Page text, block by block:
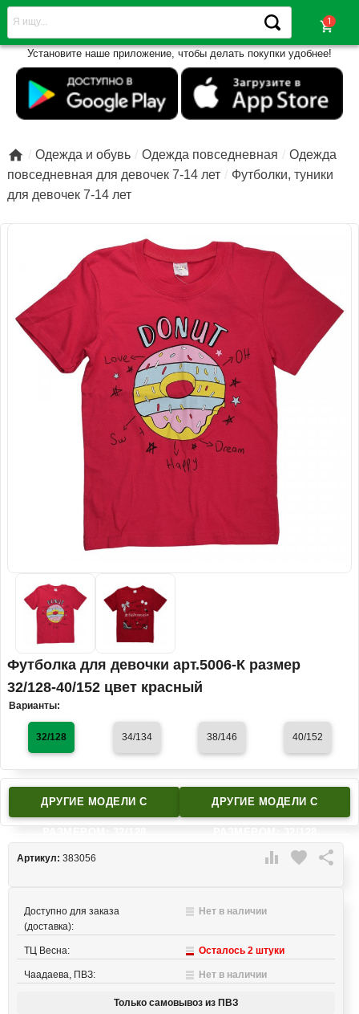
shopping_cart
Установите наше приложение, чтобы делать покупки удобнее!
 Одежда и обувь Одежда повседневная
Одежда
повседневная для девочек 7-14 лет
Футболки, туники
для девочек 7-14 лет
Футболка для девочки арт.5006-К размер
32/128-40/152 цвет красный
Варианты:
32/128 34/134 38/146 40/152
ДРУГИЕ МОДЕЛИ C ДРУГИЕ МОДЕЛИ C
 favorite 
Артикул: 383056
Доступно для заказа
(доставка):
Нет в наличии
ТЦ Весна: Осталось 2 штуки
Чаадаева, ПВЗ: Нет в наличии
Только самовывоз из ПВЗ